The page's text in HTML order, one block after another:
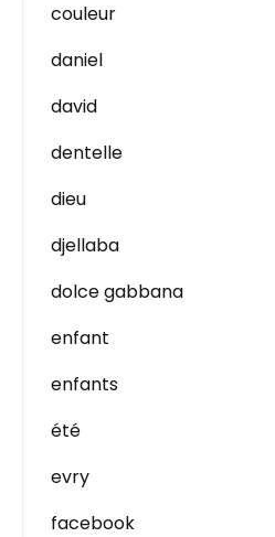
couleur
daniel
david
dentelle
dieu
djellaba
dolce gabbana
enfant
enfants
été
evry
facebook